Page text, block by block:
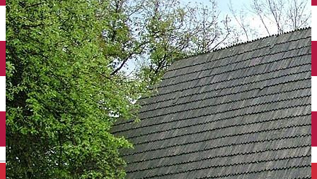
English
Închirieri auto
Închirieri de biciclete